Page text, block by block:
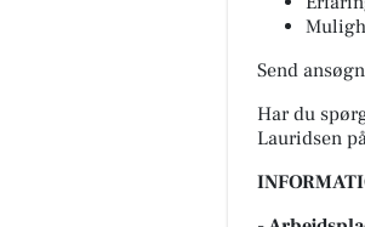
Send
Har du
Lauridsen